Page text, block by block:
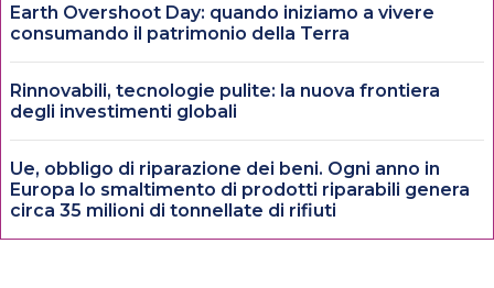
Earth Overshoot Day: quando iniziamo a vivere
consumando il patrimonio della Terra
Rinnovabili, tecnologie pulite: la nuova frontiera
degli investimenti globali
Ue, obbligo di riparazione dei beni. Ogni anno in
Europa lo smaltimento di prodotti riparabili genera
circa 35 milioni di tonnellate di rifiuti